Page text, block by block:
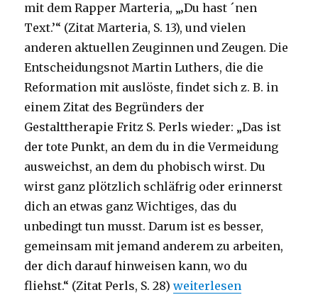
mit dem Rapper Marteria, „‚Du hast ´nen
Text.’“ (Zitat Marteria, S. 13), und vielen
anderen aktuellen Zeuginnen und Zeugen. Die
Entscheidungsnot Martin Luthers, die die
Reformation mit auslöste, findet sich z. B. in
einem Zitat des Begründers der
Gestalttherapie Fritz S. Perls wieder: „Das ist
der tote Punkt, an dem du in die Vermeidung
ausweichst, an dem du phobisch wirst. Du
wirst ganz plötzlich schläfrig oder erinnerst
dich an etwas ganz Wichtiges, das du
unbedingt tun musst. Darum ist es besser,
gemeinsam mit jemand anderem zu arbeiten,
der dich darauf hinweisen kann, wo du
fliehst.“ (Zitat Perls, S. 28)„Medienpräsenz bei
weiterlesen